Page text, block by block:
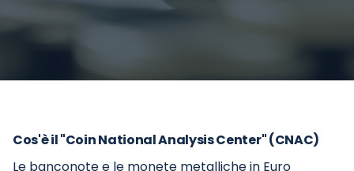
Cos'è il "Coin National Analysis Center" (CNAC)
Le banconote e le monete metalliche in Euro